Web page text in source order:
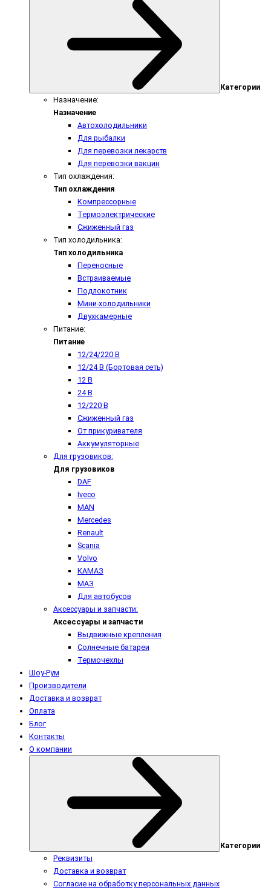
Категории
Назначение:
Назначение
Автохолодильники
Для рыбалки
Для перевозки лекарств
Для перевозки вакцин
Тип охлаждения:
Тип охлаждения
Компрессорные
Термоэлектрические
Сжиженный газ
Тип холодильника:
Тип холодильника
Переносные
Встраиваемые
Подлокотник
Мини-холодильники
Двухкамерные
Питание:
Питание
12/24/220 В
12/24 В (Бортовая сеть)
12 В
24 В
12/220 В
Сжиженный газ
От прикуривателя
Аккумуляторные
Для грузовиков:
Для грузовиков
DAF
Iveco
MAN
Mercedes
Renault
Scania
Volvo
КАМАЗ
МАЗ
Для автобусов
Аксессуары и запчасти:
Аксессуары и запчасти
Выдвижные крепления
Солнечные батареи
Термочехлы
Шоу-Рум
Производители
Доставка и возврат
Оплата
Блог
Контакты
О компании
Категории
Реквизиты
Доставка и возврат
Согласие на обработку персональных данных